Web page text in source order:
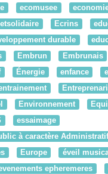
ecomusee
Ecrins
durable
Embrun Embrunais
Énergie enfance
Environnement
essaimage
à caractère
Europe éveil
epheremeres